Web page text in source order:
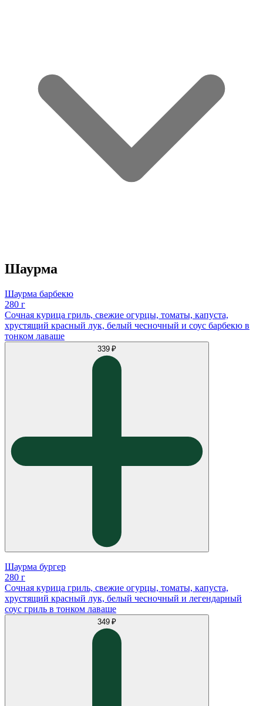
Шаурма
Шаурма барбекю
280 г
Сочная курица гриль, свежие огурцы, томаты, капуста,
хрустящий красный лук, белый чесночный и соус барбекю в
тонком лаваше
339 ₽
Шаурма бургер
280 г
Сочная курица гриль, свежие огурцы, томаты, капуста,
хрустящий красный лук, белый чесночный и легендарный
соус гриль в тонком лаваше
349 ₽